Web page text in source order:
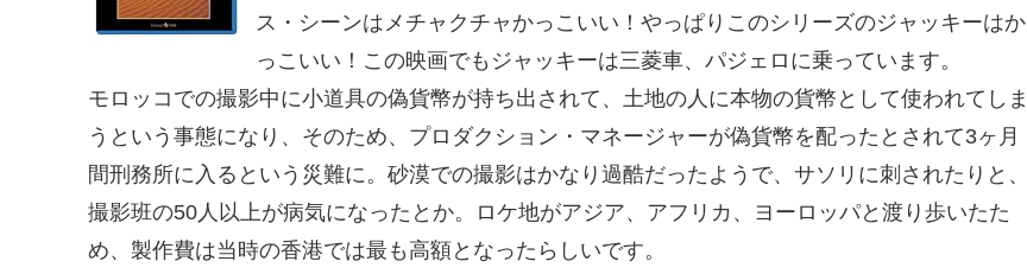
ス・シーンはメチャクチャかっこいい！やっぱりこのシリーズのジャッキーはか
っこいい！この映画でもジャッキーは三菱車、パジェロに乗っています。
モロッコでの撮影中に小道具の偽貨幣が持ち出されて、土地の人に本物の貨幣として使われてしま
うという事態になり、そのため、プロダクション・マネージャーが偽貨幣を配ったとされて3ヶ月
間刑務所に入るという災難に。砂漠での撮影はかなり過酷だったようで、サソリに刺されたりと、
撮影班の50人以上が病気になったとか。ロケ地がアジア、アフリカ、ヨーロッパと渡り歩いたた
め、製作費は当時の香港では最も高額となったらしいです。